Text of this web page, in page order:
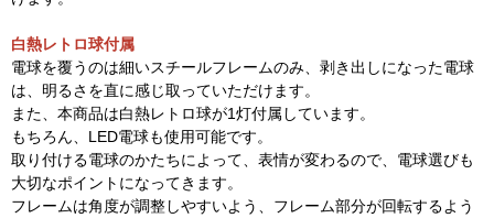
白熱レトロ球付属
電球を覆うのは細いスチールフレームのみ、剥き出しになった電球
は、明るさを直に感じ取っていただけます。
また、本商品は白熱レトロ球が1灯付属しています。
もちろん、LED電球も使用可能です。
取り付ける電球のかたちによって、表情が変わるので、電球選びも
大切なポイントになってきます。
フレームは角度が調整しやすいよう、フレーム部分が回転するよう